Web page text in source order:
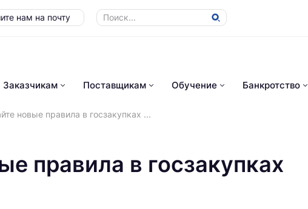
нам на почту
Заказчикам Поставщикам Обучение Банкротство
новые правила в госзакупках ...
правила в госзакупках